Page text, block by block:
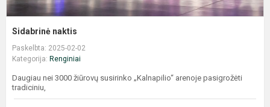
Sidabrinė naktis
Paskelbta: 2025-02-02
Kategorija: Renginiai
Daugiau nei 3000 žiūrovų susirinko „Kalnapilio“ arenoje pasigrožėti
tradiciniu,